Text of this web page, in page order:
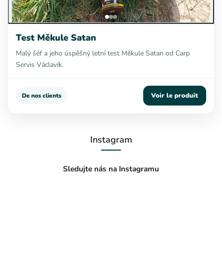
Test Měkule Satan
Malý šéf a jeho úspěšný letní test Měkule Satan od Carp
Servis Václavík.
De nos clients Voir le produit
Instagram
Sledujte nás na Instagramu